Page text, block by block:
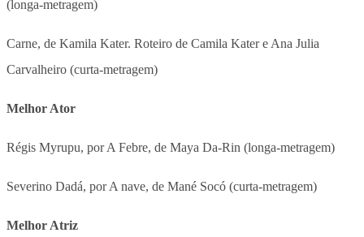
(longa-metragem)
Carne, de Kamila Kater. Roteiro de Camila Kater e Ana Julia
Carvalheiro (curta-metragem)
Melhor Ator
Régis Myrupu, por A Febre, de Maya Da-Rin (longa-metragem)
Severino Dadá, por A nave, de Mané Socó (curta-metragem)
Melhor Atriz